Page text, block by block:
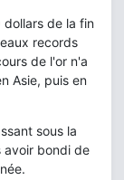
de la fin
records
de l'or n'a
Asie, puis en
sous la
avoir bondi de